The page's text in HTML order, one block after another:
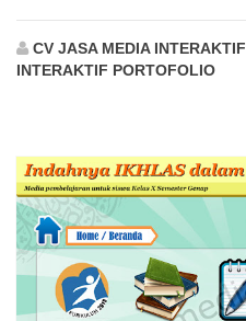
CV JASA MEDIA INTERAKTIF
INTERAKTIF PORTOFOLIO